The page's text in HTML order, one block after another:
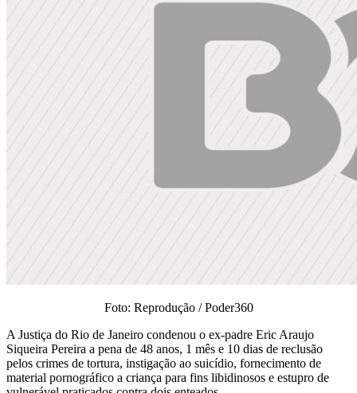
Foto: Reprodução / Poder360
A Justiça do Rio de Janeiro condenou o ex-padre Eric Araujo
Siqueira Pereira a pena de 48 anos, 1 mês e 10 dias de reclusão
pelos crimes de tortura, instigação ao suicídio, fornecimento de
material pornográfico a criança para fins libidinosos e estupro de